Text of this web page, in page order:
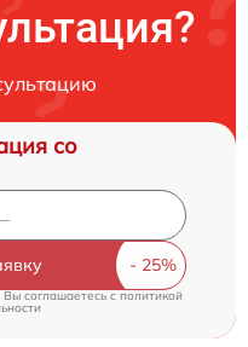
со
Вы соглашаетесь cполитикой